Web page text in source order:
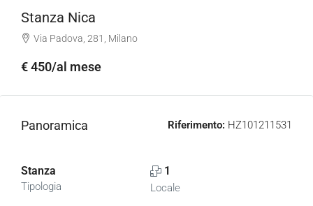
Stanza Nica
Via Padova, 281, Milano
€ 450/al mese
Panoramica Riferimento: HZ101211531
Stanza
Tipologia
1
Locale